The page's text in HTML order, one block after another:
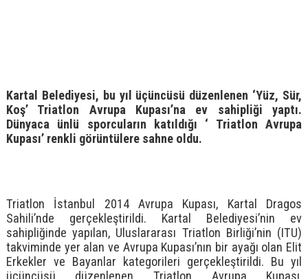
Kartal Belediyesi, bu yıl üçüncüsü düzenlenen ‘Yüz, Sür,
Koş’ Triatlon Avrupa Kupası’na ev sahipliği yaptı.
Dünyaca ünlü sporcuların katıldığı ‘ Triatlon Avrupa
Kupası’ renkli görüntülere sahne oldu.
Triatlon İstanbul 2014 Avrupa Kupası, Kartal Dragos
Sahili’nde gerçekleştirildi. Kartal Belediyesi’nin ev
sahipliğinde yapılan, Uluslararası Triatlon Birliği’nin (ITU)
takviminde yer alan ve Avrupa Kupası’nın bir ayağı olan Elit
Erkekler ve Bayanlar kategorileri gerçekleştirildi. Bu yıl